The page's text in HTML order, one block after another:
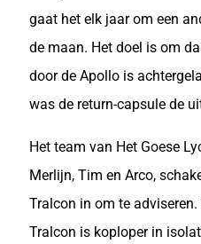
gaat het elk jaar om een
de maan. Het doel is om
door de Apollo is
was de return-capsule de
Het team van Het Goese
Merlijn, Tim en Arco,
Tralcon in om te
Tralcon is koploper in